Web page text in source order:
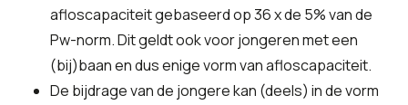
afloscapaciteit gebaseerd op 36 x de 5% van de
Pw-norm. Dit geldt ook voor jongeren met een
(bij)baan en dus enige vorm van afloscapaciteit.
De bijdrage van de jongere kan (deels) in de vorm